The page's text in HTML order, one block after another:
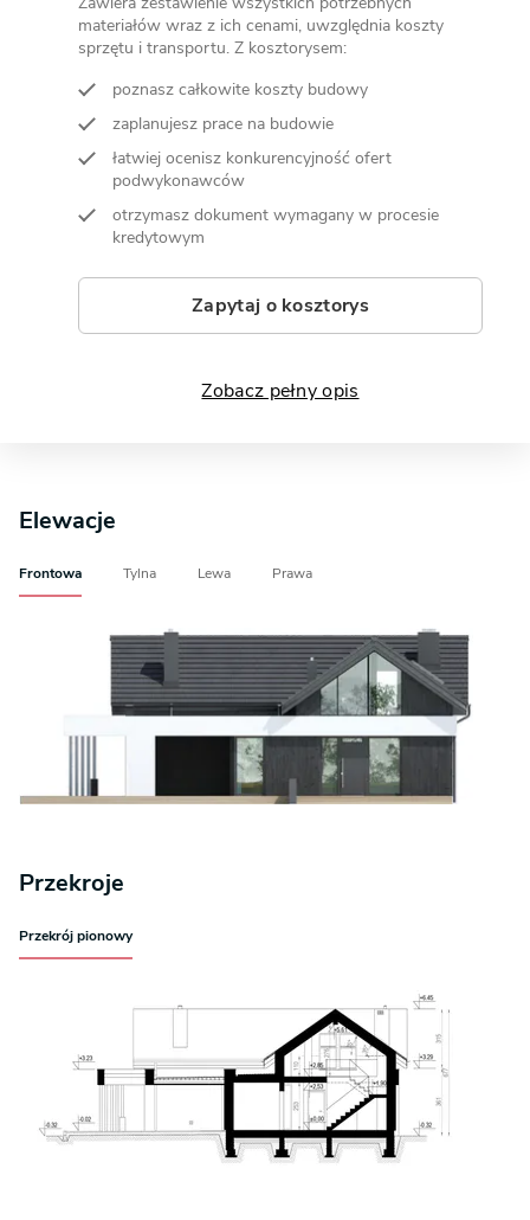
materiałów wraz z ich cenami, uwzględnia koszty
sprzętu i transportu. Z kosztorysem:
poznasz całkowite koszty budowy
zaplanujesz prace na budowie
łatwiej ocenisz konkurencyjność ofert
podwykonawców
otrzymasz dokument wymagany w procesie
kredytowym
Zapytaj o kosztorys
Zobacz pełny opis
Elewacje
Frontowa Tylna Lewa Prawa
Przekroje
Przekrój pionowy